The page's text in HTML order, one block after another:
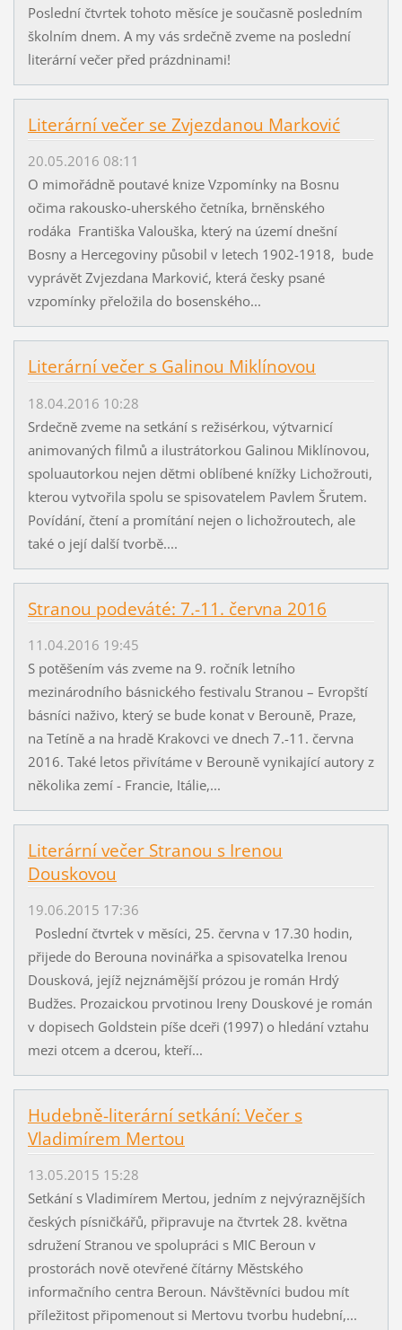
Poslední čtvrtek tohoto měsíce je současně posledním
školním dnem. A my vás srdečně zveme na poslední
literární večer před prázdninami!
Literární večer se Zvjezdanou Marković
20.05.2016 08:11
O mimořádně poutavé knize Vzpomínky na Bosnu
očima rakousko-uherského četníka, brněnského
rodáka Františka Valouška, který na území dnešní
Bosny a Hercegoviny působil v letech 1902-1918, bude
vyprávět Zvjezdana Marković, která česky psané
vzpomínky přeložila do bosenského...
Literární večer s Galinou Miklínovou
18.04.2016 10:28
Srdečně zveme na setkání s režisérkou, výtvarnicí
animovaných filmů a ilustrátorkou Galinou Miklínovou,
spoluautorkou nejen dětmi oblíbené knížky Lichožrouti,
kterou vytvořila spolu se spisovatelem Pavlem Šrutem.
Povídání, čtení a promítání nejen o lichožroutech, ale
také o její další tvorbě....
Stranou podeváté: 7.-11. června 2016
11.04.2016 19:45
S potěšením vás zveme na 9. ročník letního
mezinárodního básnického festivalu Stranou – Evropští
básníci naživo, který se bude konat v Berouně, Praze,
na Tetíně a na hradě Krakovci ve dnech 7.-11. června
2016. Také letos přivítáme v Berouně vynikající autory z
několika zemí - Francie, Itálie,...
Literární večer Stranou s Irenou
Douskovou
19.06.2015 17:36
Poslední čtvrtek v měsíci, 25. června v 17.30 hodin,
přijede do Berouna novinářka a spisovatelka Irenou
Dousková, jejíž nejznámější prózou je román Hrdý
Budžes. Prozaickou prvotinou Ireny Douskové je román
v dopisech Goldstein píše dceři (1997) o hledání vztahu
mezi otcem a dcerou, kteří...
Hudebně-literární setkání: Večer s
Vladimírem Mertou
13.05.2015 15:28
Setkání s Vladimírem Mertou, jedním z nejvýraznějších
českých písničkářů, připravuje na čtvrtek 28. května
sdružení Stranou ve spolupráci s MIC Beroun v
prostorách nově otevřené čítárny Městského
informačního centra Beroun. Návštěvníci budou mít
příležitost připomenout si Mertovu tvorbu hudební,...